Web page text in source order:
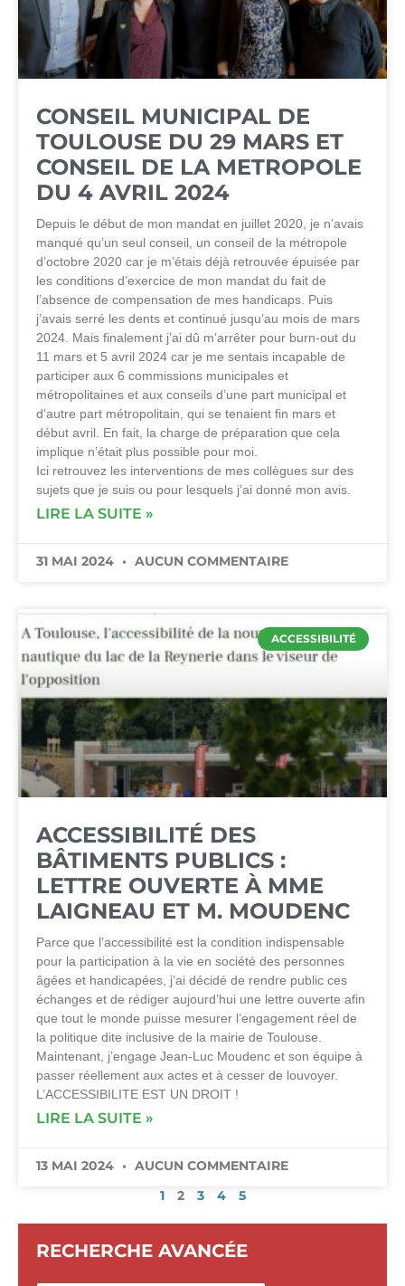
CONSEIL MUNICIPAL DE
TOULOUSE DU 29 MARS ET
CONSEIL DE LA METROPOLE
DU 4 AVRIL 2024
Depuis le début de mon mandat en juillet 2020, je n’avais
manqué qu’un seul conseil, un conseil de la métropole
d’octobre 2020 car je m’étais déjà retrouvée épuisée par
les conditions d’exercice de mon mandat du fait de
l’absence de compensation de mes handicaps. Puis
j’avais serré les dents et continué jusqu’au mois de mars
2024. Mais finalement j’ai dû m’arrêter pour burn-out du
11 mars et 5 avril 2024 car je me sentais incapable de
participer aux 6 commissions municipales et
métropolitaines et aux conseils d’une part municipal et
d’autre part métropolitain, qui se tenaient fin mars et
début avril. En fait, la charge de préparation que cela
implique n’était plus possible pour moi.
Ici retrouvez les interventions de mes collègues sur des
sujets que je suis ou pour lesquels j’ai donné mon avis.
LIRE LA SUITE »
31 MAI 2024 AUCUN COMMENTAIRE
ACCESSIBILITÉ
ACCESSIBILITÉ DES
BÂTIMENTS PUBLICS :
LETTRE OUVERTE À MME
LAIGNEAU ET M. MOUDENC
Parce que l’accessibilité est la condition indispensable
pour la participation à la vie en société des personnes
âgées et handicapées, j’ai décidé de rendre public ces
échanges et de rédiger aujourd’hui une lettre ouverte afin
que tout le monde puisse mesurer l’engagement réel de
la politique dite inclusive de la mairie de Toulouse.
Maintenant, j’engage Jean-Luc Moudenc et son équipe à
passer réellement aux actes et à cesser de louvoyer.
L’ACCESSIBILITE EST UN DROIT !
LIRE LA SUITE »
13 MAI 2024
AUCUN COMMENTAIRE
1
2 3 4 5
RECHERCHE AVANCÉE